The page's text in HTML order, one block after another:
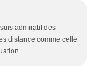
admiratif des
distance comme celle